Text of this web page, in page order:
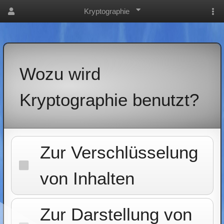
Kryptographie
Wozu wird
Kryptographie benutzt?
Zur Verschlüsselung
von Inhalten
Zur Darstellung von